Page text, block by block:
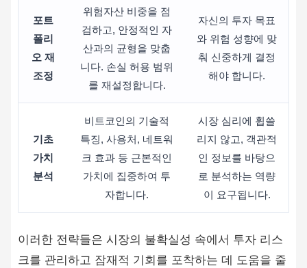
포트
폴리
오 재
조정
위험자산 비중을 점
검하고, 안정적인 자
산과의 균형을 맞춥
니다. 손실 허용 범위
를 재설정합니다.
자신의 투자 목표
와 위험 성향에 맞
춰 신중하게 결정
해야 합니다.
기초
가치
분석
비트코인의 기술적
특징, 사용처, 네트워
크 효과 등 근본적인
가치에 집중하여 투
자합니다.
시장 심리에 휩쓸
리지 않고, 객관적
인 정보를 바탕으
로 분석하는 역량
이 요구됩니다.
이러한 전략들은 시장의 불확실성 속에서 투자 리스
크를 관리하고 잠재적 기회를 포착하는 데 도움을 줄